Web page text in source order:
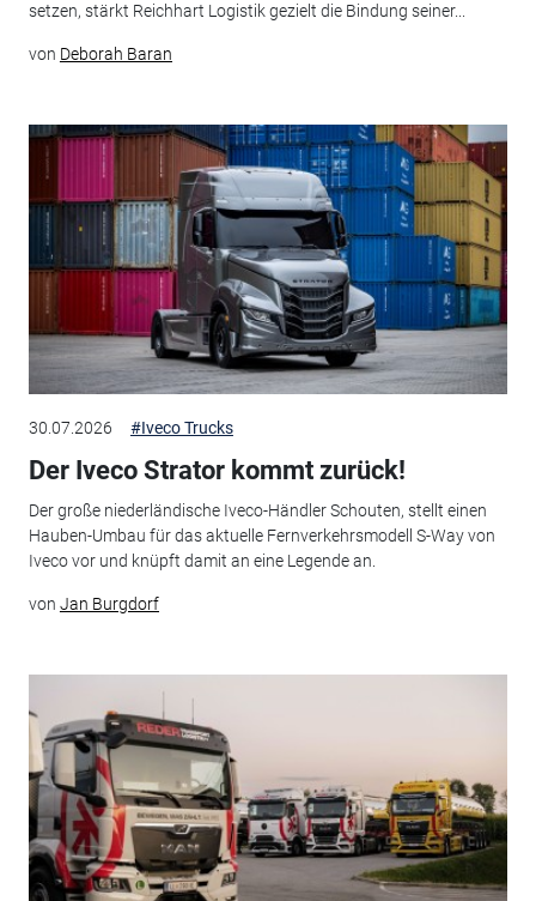
setzen, stärkt Reichhart Logistik gezielt die Bindung seiner...
von Deborah Baran
30.07.2026 #Iveco Trucks
Der Iveco Strator kommt zurück!
Der große niederländische Iveco-Händler Schouten, stellt einen
Hauben-Umbau für das aktuelle Fernverkehrsmodell S-Way von
Iveco vor und knüpft damit an eine Legende an.
von Jan Burgdorf